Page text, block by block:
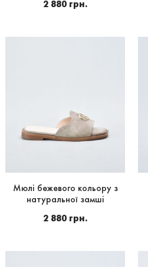
2 880 грн.
Мюлі бежевого кольору з
натуральної замші
2 880 грн.